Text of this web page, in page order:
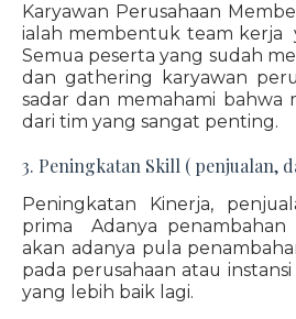
Karyawan Perusahaan
ialah membentuk team kerja
Semua peserta yang sudah
dan gathering karyawan
sadar dan memahami bahwa
dari tim yang sangat penting.
3. Peningkatan Skill ( penjualan,
Peningkatan Kinerja,
prima Adanya penambahan
akan adanya pula
pada perusahaan atau
yang lebih baik lagi.